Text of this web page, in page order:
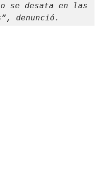
se desata en las
denunció.